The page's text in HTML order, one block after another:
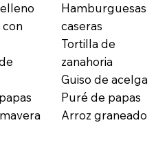
con
Hamburguesas
caseras
Tortilla de
zanahoria
Guiso de acelga
Puré de papas
Arroz graneado